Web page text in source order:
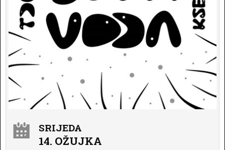
SRIJEDA
14. OŽUJKA